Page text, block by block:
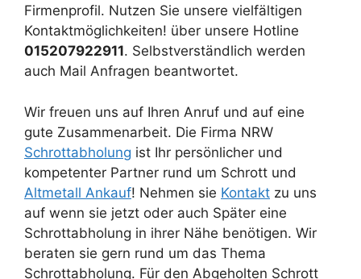
Firmenprofil. Nutzen Sie unsere vielfältigen
Kontaktmöglichkeiten! über unsere Hotline
015207922911. Selbstverständlich werden
auch Mail Anfragen beantwortet.
Wir freuen uns auf Ihren Anruf und auf eine
gute Zusammenarbeit. Die Firma NRW
Schrottabholung ist Ihr persönlicher und
kompetenter Partner rund um Schrott und
Altmetall Ankauf! Nehmen sie Kontakt zu uns
auf wenn sie jetzt oder auch Später eine
Schrottabholung in ihrer Nähe benötigen. Wir
beraten sie gern rund um das Thema
Schrottabholung. Für den Abgeholten Schrott